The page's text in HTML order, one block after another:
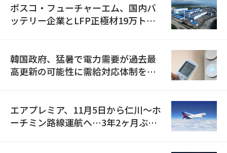
ポスコ・フューチャーエム、国内バ
ッテリー企業とLFP正極材19万トン
韓国政府、猛暑で電力需要が過去最
高更新の可能性に需給対応体制を点
エアプレミア、11月5日から仁川〜ホ
ーチミン路線運航へ…3年2ヶ月ぶり